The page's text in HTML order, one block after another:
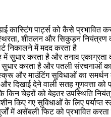
कास्टिंग पार्ट्स को कैसे प्रभावित
शीतलन और सिकुड़न नियंत्रण
निकालने में मदद करता है
में सुधार करता है और तनाव
सुधार करता है और पतली संरचनाओं
और माउंटिंग सुविधाओं का समर्थन
और दिखाई देने वाली सतह गुणवत्ता को
कि किन चेहरों को बेहतर उपस्थिति
किए गए सुविधाओं के लिए पर्याप्त
में असेंबली फिट को प्रभावित करता